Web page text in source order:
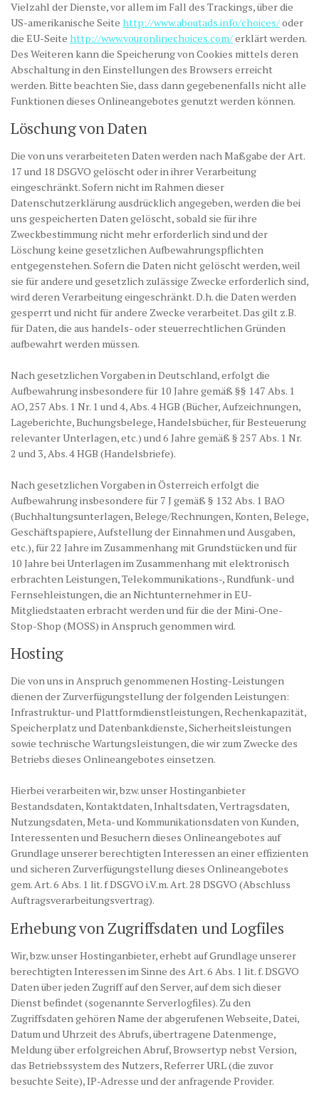
Vielzahl der Dienste, vor allem im Fall des Trackings, über die
US-amerikanische Seite http://www.aboutads.info/choices/oder
die EU-Seite http://www.youronlinechoices.com/erklärt werden.
Des Weiteren kann die Speicherung von Cookies mittels deren
Abschaltung in den Einstellungen des Browsers erreicht
werden. Bitte beachten Sie, dass dann gegebenenfalls nicht alle
Funktionen dieses Onlineangebotes genutzt werden können.
Löschung von Daten
Die von uns verarbeiteten Daten werden nach Maßgabe der Art.
17 und 18 DSGVO gelöscht oder in ihrer Verarbeitung
eingeschränkt. Sofern nicht im Rahmen dieser
Datenschutzerklärung ausdrücklich angegeben, werden die bei
uns gespeicherten Daten gelöscht, sobald sie für ihre
Zweckbestimmung nicht mehr erforderlich sind und der
Löschung keine gesetzlichen Aufbewahrungspflichten
entgegenstehen. Sofern die Daten nicht gelöscht werden, weil
sie für andere und gesetzlich zulässige Zwecke erforderlich sind,
wird deren Verarbeitung eingeschränkt. D.h. die Daten werden
gesperrt und nicht für andere Zwecke verarbeitet. Das gilt z.B.
für Daten, die aus handels- oder steuerrechtlichen Gründen
aufbewahrt werden müssen.
Nach gesetzlichen Vorgaben in Deutschland, erfolgt die
Aufbewahrung insbesondere für 10 Jahre gemäß §§ 147 Abs. 1
AO, 257 Abs. 1 Nr. 1 und 4, Abs. 4 HGB (Bücher, Aufzeichnungen,
Lageberichte, Buchungsbelege, Handelsbücher, für Besteuerung
relevanter Unterlagen, etc.) und 6 Jahre gemäß § 257 Abs. 1 Nr.
2 und 3, Abs. 4 HGB (Handelsbriefe).
Nach gesetzlichen Vorgaben in Österreich erfolgt die
Aufbewahrung insbesondere für 7 J gemäß § 132 Abs. 1 BAO
(Buchhaltungsunterlagen, Belege/Rechnungen, Konten, Belege,
Geschäftspapiere, Aufstellung der Einnahmen und Ausgaben,
etc.), für 22 Jahre im Zusammenhang mit Grundstücken und für
10 Jahre bei Unterlagen im Zusammenhang mit elektronisch
erbrachten Leistungen, Telekommunikations-, Rundfunk- und
Fernsehleistungen, die an Nichtunternehmer in EU-
Mitgliedstaaten erbracht werden und für die der Mini-One-
Stop-Shop (MOSS) in Anspruch genommen wird.
Hosting
Die von uns in Anspruch genommenen Hosting-Leistungen
dienen der Zurverfügungstellung der folgenden Leistungen:
Infrastruktur- und Plattformdienstleistungen, Rechenkapazität,
Speicherplatz und Datenbankdienste, Sicherheitsleistungen
sowie technische Wartungsleistungen, die wir zum Zwecke des
Betriebs dieses Onlineangebotes einsetzen.
Hierbei verarbeiten wir, bzw. unser Hostinganbieter
Bestandsdaten, Kontaktdaten, Inhaltsdaten, Vertragsdaten,
Nutzungsdaten, Meta- und Kommunikationsdaten von Kunden,
Interessenten und Besuchern dieses Onlineangebotes auf
Grundlage unserer berechtigten Interessen an einer effizienten
und sicheren Zurverfügungstellung dieses Onlineangebotes
gem. Art. 6 Abs. 1 lit. f DSGVO i.V.m. Art. 28 DSGVO (Abschluss
Auftragsverarbeitungsvertrag).
Erhebung von Zugriffsdaten und Logfiles
Wir, bzw. unser Hostinganbieter, erhebt auf Grundlage unserer
berechtigten Interessen im Sinne des Art. 6 Abs. 1 lit. f. DSGVO
Daten über jeden Zugriff auf den Server, auf dem sich dieser
Dienst befindet (sogenannte Serverlogfiles). Zu den
Zugriffsdaten gehören Name der abgerufenen Webseite, Datei,
Datum und Uhrzeit des Abrufs, übertragene Datenmenge,
Meldung über erfolgreichen Abruf, Browsertyp nebst Version,
das Betriebssystem des Nutzers, Referrer URL (die zuvor
besuchte Seite), IP-Adresse und der anfragende Provider.